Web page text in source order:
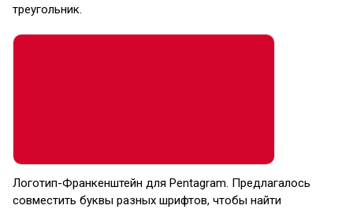
треугольник.
Логотип-Франкенштейн для Pentagram. Предлагалось
совместить буквы разных шрифтов, чтобы найти